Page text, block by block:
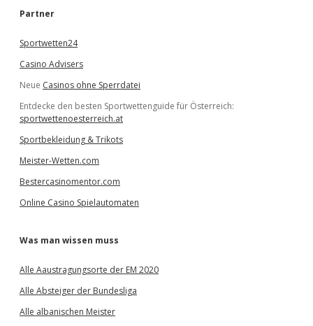
e
Partner
Sportwetten24
Casino Advisers
Neue Casinos ohne Sperrdatei
Entdecke den besten Sportwettenguide für Österreich:
sportwettenoesterreich.at
Sportbekleidung & Trikots
Meister-Wetten.com
Bestercasinomentor.com
Online Casino Spielautomaten
Was man wissen muss
Alle Aaustragungsorte der EM 2020
Alle Absteiger der Bundesliga
Alle albanischen Meister